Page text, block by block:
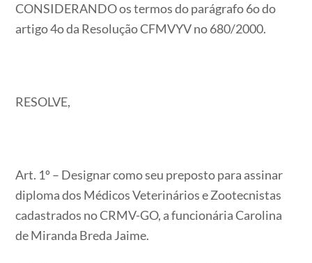
CONSIDERANDO os termos do parágrafo 6o do
artigo 4o da Resolução CFMVYV no 680/2000.
RESOLVE,
Art. 1º – Designar como seu preposto para assinar
diploma dos Médicos Veterinários e Zootecnistas
cadastrados no CRMV-GO, a funcionária Carolina
de Miranda Breda Jaime.